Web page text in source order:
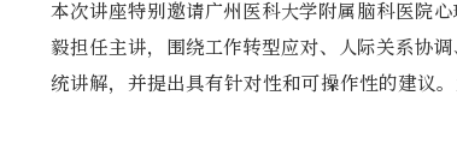
本次讲座特别邀请广州医科大学附属脑科医院
毅担任主讲，围绕工作转型应对、人际关系协
统讲解，并提出具有针对性和可操作性的建议